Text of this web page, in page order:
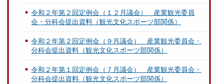
令和２年第２回定例会（１２月議会） 産業観光委員
会・分科会提出資料（観光文化スポーツ部関係）
令和２年第２回定例会（９月議会） 産業観光委員会・
分科会提出資料（観光文化スポーツ部関係）
令和２年第１回定例会（７月議会） 産業観光委員会・
分科会提出資料（観光文化スポーツ部関係）